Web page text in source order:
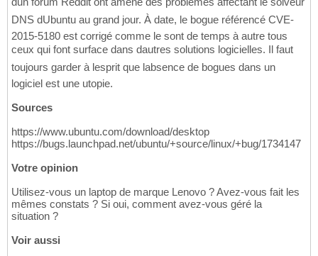
DNS dUbuntu au grand jour. À date, le bogue référencé CVE-
2015-5180 est corrigé comme le sont de temps à autre tous
ceux qui font surface dans dautres solutions logicielles. Il faut
toujours garder à lesprit que labsence de bogues dans un
logiciel est une utopie.
Sources
https://www.ubuntu.com/download/desktop
https://bugs.launchpad.net/ubuntu/+source/linux/+bug/1734147
Votre opinion
Utilisez-vous un laptop de marque Lenovo ? Avez-vous fait les
mêmes constats ? Si oui, comment avez-vous géré la
situation ?
Voir aussi